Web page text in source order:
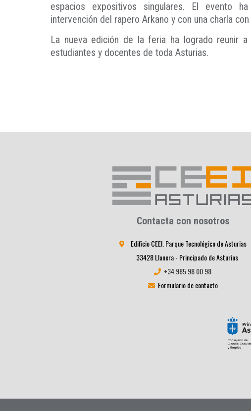
espacios expositivos singulares. El evento
intervención del rapero Arkano y con una charla
La nueva edición de la feria ha logrado reunir
estudiantes y docentes de toda Asturias.
Contacta con nosotros
Edificio CEEI. Parque Tecnológico de Asturias
33428 Llanera - Principado de Asturias
+34 985 98 00 98
Formulario de contacto